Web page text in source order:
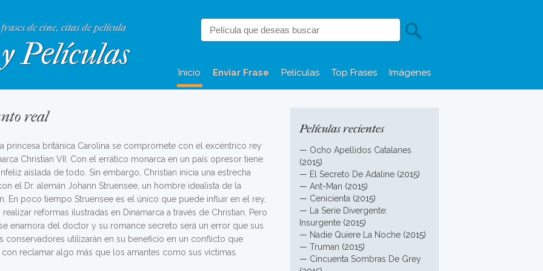
de cine, citas de película
Películas
Inicio Enviar Frase Películas Top Frases Imágenes
real
princesa británica Carolina se compromete con el excéntrico rey
Christian VII. Con el errático monarca en un país opresor tiene
aislada de todo. Sin embargo, Christian inicia una estrecha
el Dr. alemán Johann Struensee, un hombre idealista de la
En poco tiempo Struensee es el único que puede influir en el rey,
reformas ilustradas en Dinamarca a través de Christian. Pero
enamora del doctor y su romance secreto será un error que sus
conservadores utilizarán en su beneficio en un conflicto que
con reclamar algo más que los amantes como sus víctimas.
Películas recientes
— Ocho Apellidos Catalanes
(2015)
— El Secreto De Adaline (2015)
— Ant-Man (2015)
— Cenicienta (2015)
—
La Serie Divergente:
Insurgente (2015)
— Nadie Quiere La Noche (2015)
— Truman (2015)
— Cincuenta Sombras De Grey